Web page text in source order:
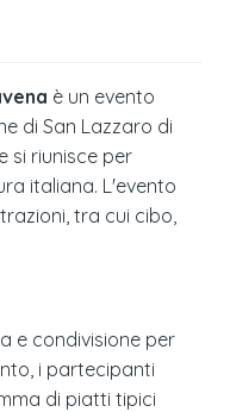
è un evento
di San Lazzaro di
si riunisce per
italiana. L'evento
tra cui cibo,
e condivisione per
i partecipanti
di piatti tipici